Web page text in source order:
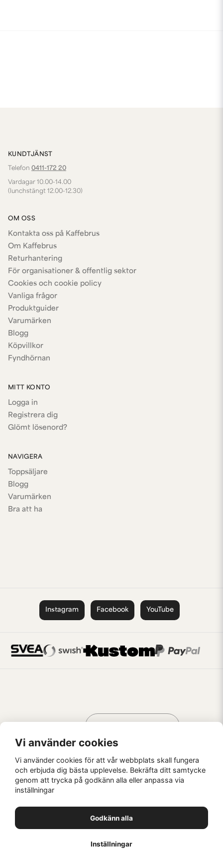
KUNDTJÄNST
Telefon 0411-172 20
Vardagar 10.00-14.00
(lunchstängt 12.00-12.30)
OM OSS
Kontakta oss på Kaffebrus
Om Kaffebrus
Returhantering
För organisationer & offentlig sektor
Cookies och cookie policy
Vanliga frågor
Produktguider
Varumärken
Blogg
Köpvillkor
Fyndhörnan
MITT KONTO
Logga in
Registrera dig
Glömt lösenord?
NAVIGERA
Toppsäljare
Blogg
Varumärken
Bra att ha
Instagram Facebook YouTube
Kaffebrus AB, Förskeppsgatan 2, 271 55 Ystad
AV KREATÖRER
Vi använder cookies
Vi använder cookies för att vår webbplats skall fungera
och erbjuda dig bästa upplevelse. Bekräfta ditt samtycke
genom att trycka på godkänn alla eller anpassa via
inställningar
Godkänn alla
Inställningar